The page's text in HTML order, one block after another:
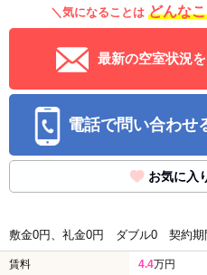
＼気になることは どんな
最新の空室状況
電話で問い合わせ
お気に入
敷金0円、礼金0円 ダブル0 契約期
賃料 4.4万円